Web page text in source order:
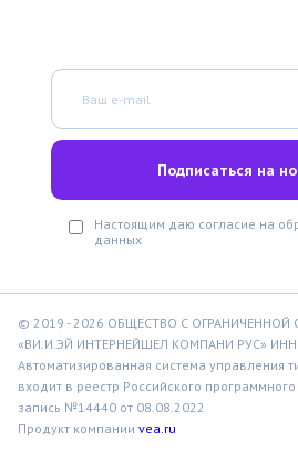
Настоящим даю согласие на
данных
© 2019 - 2026 ОБЩЕСТВО С ОГРАНИЧЕННОЙ
«ВИ.И.ЭЙ ИНТЕРНЕЙШЕЛ КОМПАНИ РУС» ИНН
Автоматизированная система управления
входит в реестр Российского
запись №14440 от 08.08.2022
Продукт компании vea.ru